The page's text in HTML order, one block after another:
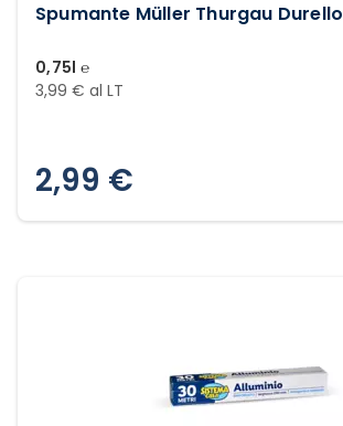
Spumante Müller Thurgau Durello
0,75l ℮
3,99 € al LT
2,99 €